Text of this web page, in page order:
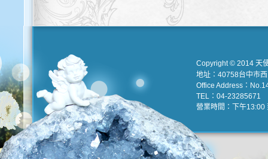
Copyright © 2014 天
地址：40758台中市
Office Address：
TEL：04-23285671
營業時間：下午13:00